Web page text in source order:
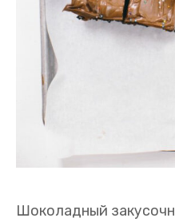
Шоколадный